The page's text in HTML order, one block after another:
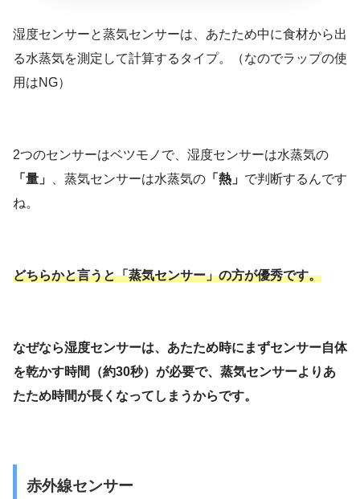
湿度センサーと蒸気センサーは、あたため中に食材から出
る水蒸気を測定して計算するタイプ。（なのでラップの使
用はNG）
2つのセンサーはベツモノで、湿度センサーは水蒸気の
「量」
、蒸気センサーは水蒸気の 「熱」 で判断するんです
ね。
どちらかと言うと「蒸気センサー」の方が優秀です。
なぜなら湿度センサーは、あたため時にまずセンサー自体
を乾かす時間（約30秒）が必要で、蒸気センサーよりあ
たため時間が長くなってしまうからです。
赤外線センサー